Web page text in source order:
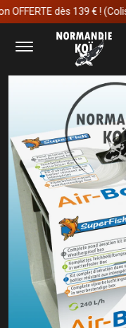
dès 139 € ! (Colis ≤
Accueil
Fournitures et
Oxygène
Pompe à